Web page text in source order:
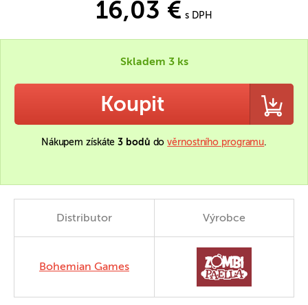
16,03 € s DPH
Skladem 3 ks
Koupit
Nákupem získáte3 bodů dověrnostního programu.
Distributor Výrobce
Bohemian Games